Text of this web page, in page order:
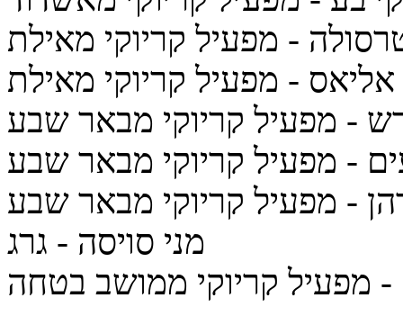
- מפעיל קריוקי מאילת
- מפעיל קריוקי מאילת
- מפעיל קריוקי מבאר שבע
- מפעיל קריוקי מבאר שבע
- מפעיל קריוקי מבאר שבע
מני סויסה - גרג
- מפעיל קריוקי ממושב בטחה